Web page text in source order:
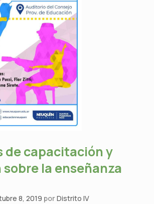
de capacitación y
la enseñanza
8, 2019 porDistrito IV